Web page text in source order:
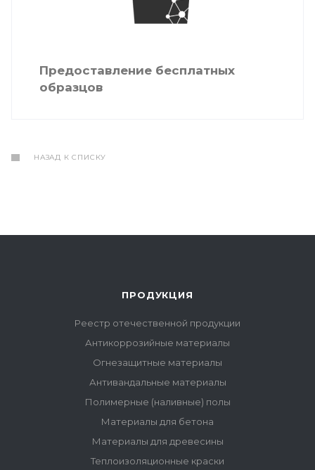
Предоставление бесплатных
образцов
НАЗАД К СПИСКУ
ПРОДУКЦИЯ
Реестр отечественной продукции
Антикоррозийные материалы
Огнезащитные материалы
Антивандальные материалы
Полимерные (наливные) полы
Материалы для бетона
Материалы для древесины
Теплоизоляционные краски